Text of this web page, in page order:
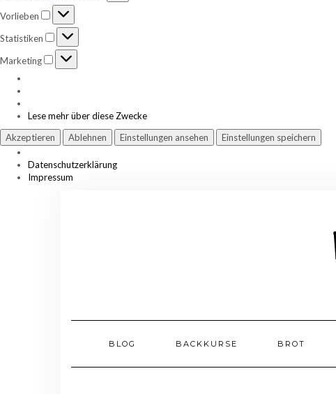
Vorlieben
Vorlieben
Statistiken Statistiken
Marketing Marketing
Lese mehr über diese Zwecke
Akzeptieren
Ablehnen Einstellungen ansehen Einstellungen speichern
Datenschutzerklärung
Impressum
BLOG BACKKURSE BROT